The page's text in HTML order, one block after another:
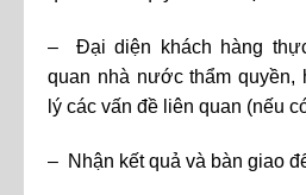
– Đại diện khách hàng
quan nhà nước thẩm
lý các vấn đề liên quan (nếu
– Nhận kết quả và bàn giao